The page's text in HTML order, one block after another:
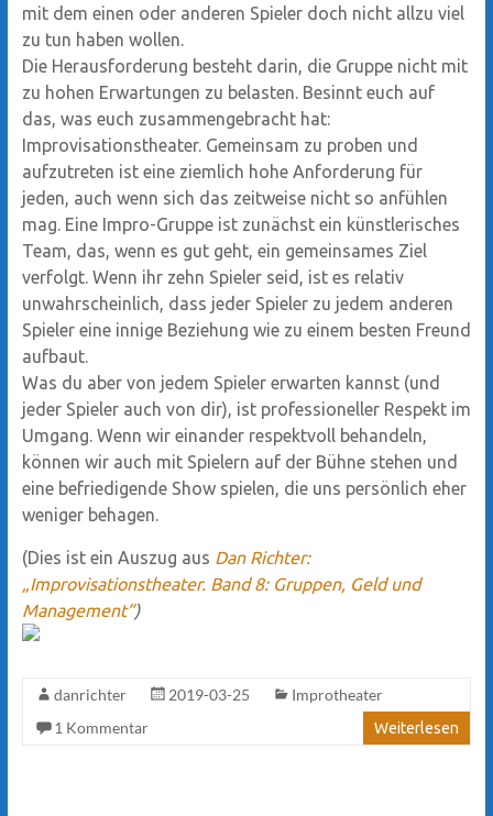
mit dem einen oder anderen Spieler doch nicht allzu viel
zu tun haben wollen.
Die Herausforderung besteht darin, die Gruppe nicht mit
zu hohen Erwartungen zu belasten. Besinnt euch auf
das, was euch zusammengebracht hat:
Improvisationstheater. Gemeinsam zu proben und
aufzutreten ist eine ziemlich hohe Anforderung für
jeden, auch wenn sich das zeitweise nicht so anfühlen
mag. Eine Impro-Gruppe ist zunächst ein künstlerisches
Team, das, wenn es gut geht, ein gemeinsames Ziel
verfolgt. Wenn ihr zehn Spieler seid, ist es relativ
unwahrscheinlich, dass jeder Spieler zu jedem anderen
Spieler eine innige Beziehung wie zu einem besten Freund
aufbaut.
Was du aber von jedem Spieler erwarten kannst (und
jeder Spieler auch von dir), ist professioneller Respekt im
Umgang. Wenn wir einander respektvoll behandeln,
können wir auch mit Spielern auf der Bühne stehen und
eine befriedigende Show spielen, die uns persönlich eher
weniger behagen.
(Dies ist ein Auszug aus Dan Richter:
„Improvisationstheater. Band 8: Gruppen, Geld und
Management“)
danrichter 2019-03-25
Improtheater
1 Kommentar
Weiterlesen